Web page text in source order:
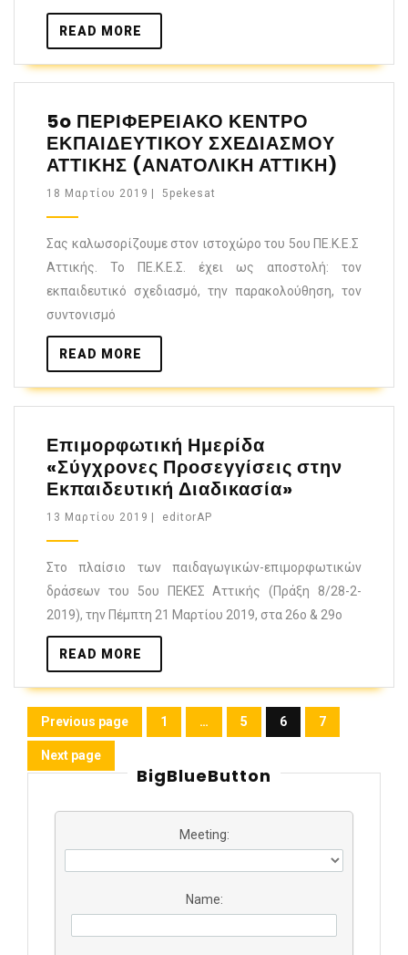
READ MORE
5o ΠΕΡΙΦΕΡΕΙΑΚΟ ΚΕΝΤΡΟ
ΕΚΠΑΙΔΕΥΤΙΚΟΥ ΣΧΕΔΙΑΣΜΟΥ
ΑΤΤΙΚΗΣ (ΑΝΑΤΟΛΙΚΗ ΑΤΤΙΚΗ)
18 Μαρτίου 2019 5pekesat
Σας καλωσορίζουμε στον ιστοχώρο του 5ου ΠΕ.Κ.Ε.Σ
Αττικής. Το ΠΕ.Κ.Ε.Σ. έχει ως αποστολή: τον
εκπαιδευτικό σχεδιασμό, την παρακολούθηση, τον
συντονισμό
READ MORE
Επιμορφωτική Ημερίδα
«Σύγχρονες Προσεγγίσεις στην
Εκπαιδευτική Διαδικασία»
13 Μαρτίου 2019 | editorAP
Στο πλαίσιο των παιδαγωγικών-επιμορφωτικών
δράσεων του 5ου ΠΕΚΕΣ Αττικής (Πράξη 8/28-2-
2019), την Πέμπτη 21 Μαρτίου 2019, στα 26ο & 29ο
READ MORE
Previous page 1 … 5 6 7
Next page
BigBlueButton
Meeting:
Name: